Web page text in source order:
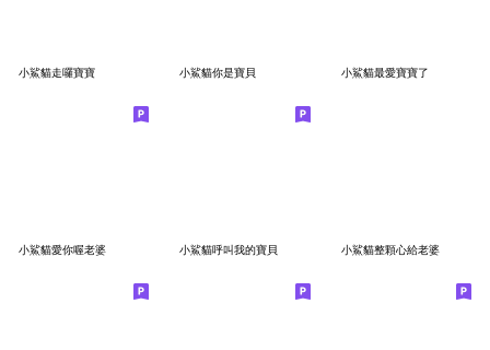
小鯊貓走囉寶寶 小鯊貓你是寶貝 小鯊貓最愛寶寶了
小鯊貓愛你喔老婆 小鯊貓呼叫我的寶貝 小鯊貓整顆心給老婆